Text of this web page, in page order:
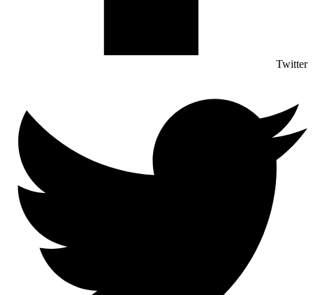
Twitter